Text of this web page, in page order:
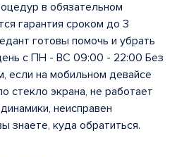
в обязательном
гарантия сроком до 3
готовы помочь и убрать
с ПН - ВС 09:00 - 22:00 Без
если на мобильном девайсе
стекло экрана, не работает
неисправен
знаете, куда обратиться.